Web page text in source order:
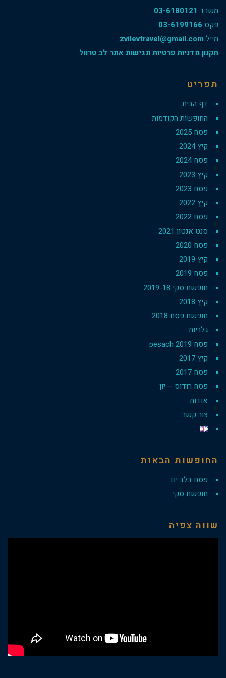
משרד 03-6180121
פקס 03-6199166
מייל zvilevtravel@gmail.com
תקנון מדניות פרטיות ונגישות אתר לב טרוול
תפריט
דף הבית
החופשות הקודמות
פסח 2025
קיץ 2024
פסח 2024
קיץ 2023
פסח 2023
קיץ 2022
פסח 2022
סנט אנטון 2021
פסח 2020
קיץ 2019
פסח 2019
חופשת סקי 2019-18
קיץ 2018
חופשת פסח 2018
גלריות
פסח 2019 pesach
קיץ 2017
פסח 2017
פסח רודוס – יון
אודות
צור קשר
החופשות הבאות
פסח בלב ים
חופשת סקי
שווה צפיה